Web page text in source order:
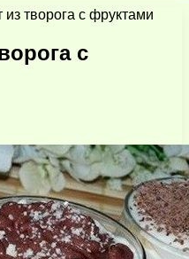
из творога с фруктами
с